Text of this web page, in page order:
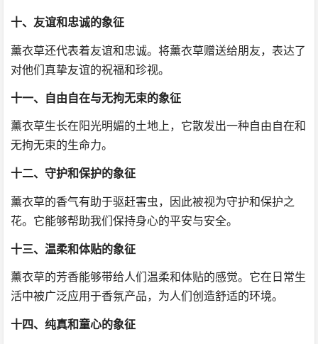
十、友谊和忠诚的象征
薰衣草还代表着友谊和忠诚。将薰衣草赠送给朋友，表达了
对他们真挚友谊的祝福和珍视。
十一、自由自在与无拘无束的象征
薰衣草生长在阳光明媚的土地上，它散发出一种自由自在和
无拘无束的生命力。
十二、守护和保护的象征
薰衣草的香气有助于驱赶害虫，因此被视为守护和保护之
花。它能够帮助我们保持身心的平安与安全。
十三、温柔和体贴的象征
薰衣草的芳香能够带给人们温柔和体贴的感觉。它在日常生
活中被广泛应用于香氛产品，为人们创造舒适的环境。
十四、纯真和童心的象征